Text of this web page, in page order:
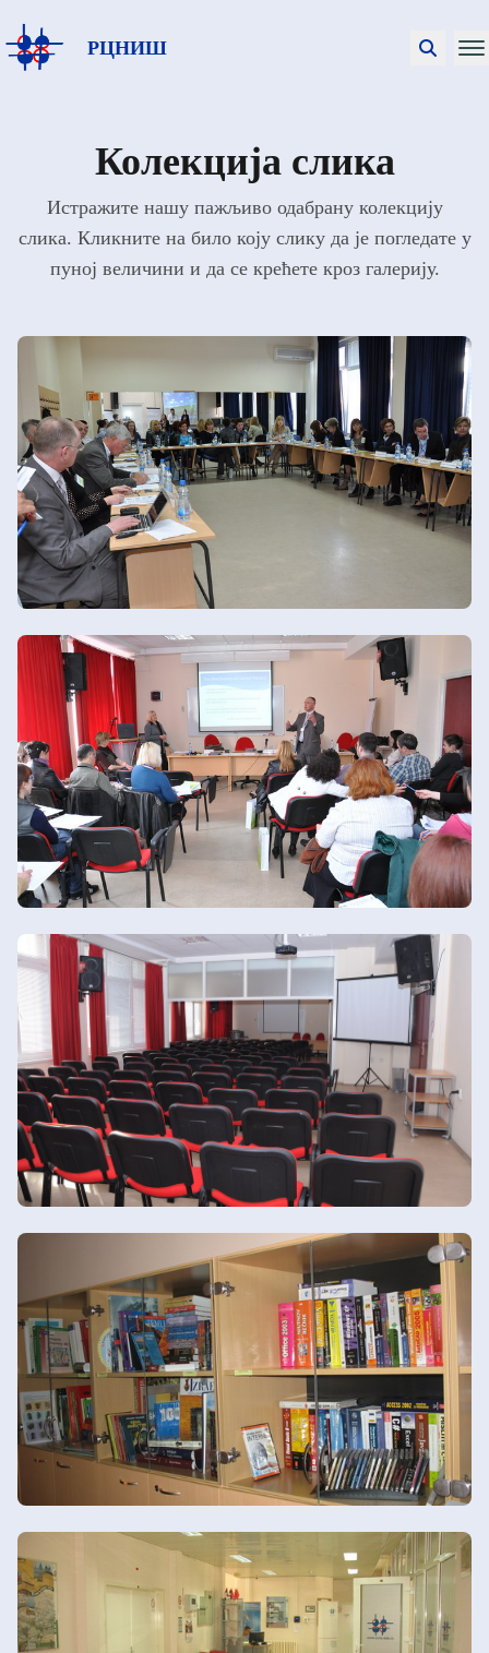
РЦНИШ
Колекција слика
Истражите нашу пажљиво одабрану колекцију
слика. Кликните на било коју слику да је погледате у
пуној величини и да се крећете кроз галерију.